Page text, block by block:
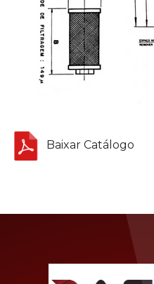
Baixar Catálogo